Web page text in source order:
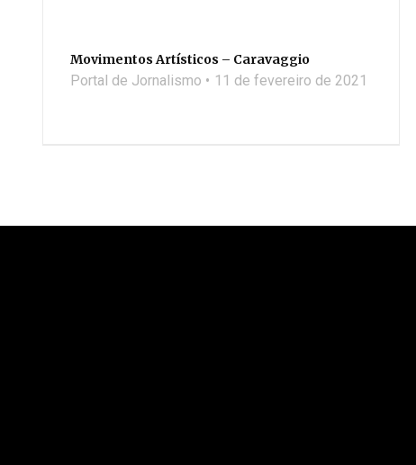
Movimentos Artísticos – Caravaggio
Portal de Jornalismo 11 de fevereiro de 2021